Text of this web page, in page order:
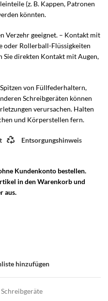
(z. B. Kappen, Patronen
könnten.
Verzehr geeignet. – Kontakt mit
oder Rollerball-Flüssigkeiten
Sie direkten Kontakt mit Augen,
von Füllfederhaltern,
Schreibgeräten können
verursachen. Halten
und Körperstellen fern.
Entsorgungshinweis
Kundenkonto bestellen.
in den Warenkorb und
aus.
hinzufügen